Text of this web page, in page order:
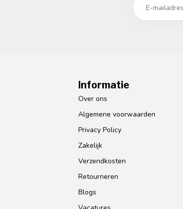
Informatie
Over ons
Algemene voorwaarden
Privacy Policy
Zakelijk
Verzendkosten
Retourneren
Blogs